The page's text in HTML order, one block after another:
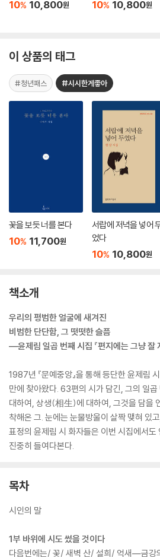
10% 10,800원 10% 10,800원
이 상품의 태그
#청년패스 #시시한게좋아
꽃을 보듯 너를 본다
10% 11,700원
서랍에 저녁을 넣어
었다
10% 10,800원
책소개
우리의 평범한 얼굴에 새겨진
비범한 단단함, 그 떳떳한 슬픔
―윤제림 일곱 번째 시집 『편지에는 그냥 잘
1987년 『문예중앙』을 통해 등단한 윤제림
만에 찾아왔다. 63편의 시가 담긴, 그의 일
대하여, 상생(相生)에 대하여, 그것을 담을
착해온 그. 눈에는 눈물방울이 살짝 맺혀 있
표정의 윤제림 시 화자들은 이번 시집에서
진중히 들여다본다.
목차
시인의 말
1부 바위에 시도 썼을 것이다
다음번에는/ 꽃/ 새벽 산/ 설희/ 억새―금